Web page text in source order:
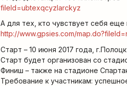
fileId=ubtexqcyzlarckyz
А для тех, кто чувствует себя
http://www.gpsies.com/
Старт – 10 июня 2017 года, г.Полоцк
Старт будет организован со
Финиш – также на стадионе
Требование к участникам: